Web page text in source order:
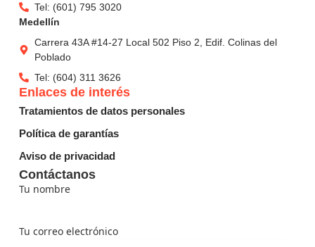
Tel: (601) 795 3020
Medellín
Carrera 43A #14-27 Local 502 Piso 2, Edif. Colinas del
Poblado
Tel: (604) 311 3626
Contáctanos
Tu nombre
Tu correo electrónico
Enlaces de interés
Tratamientos de datos personales
Política de garantías
Aviso de privacidad